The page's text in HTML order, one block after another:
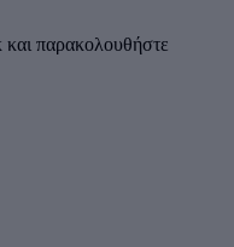
παρακολουθήστε